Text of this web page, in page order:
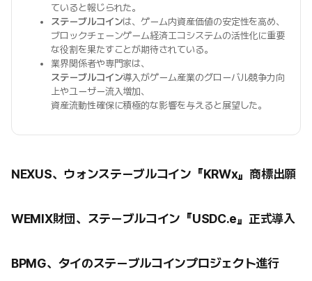
ていると報じられた。
ステーブルコインは、ゲーム内資産価値の安定性を高め、
ブロックチェーンゲーム経済エコシステムの活性化に重要
な役割を果たすことが期待されている。
業界関係者や専門家は、
ステーブルコイン導入がゲーム産業のグローバル競争力向
上やユーザー流入増加、
資産流動性確保に積極的な影響を与えると展望した。
NEXUS、ウォンステーブルコイン『KRWx』商標出願
WEMIX財団、ステーブルコイン『USDC.e』正式導入
BPMG、タイのステーブルコインプロジェクト進行